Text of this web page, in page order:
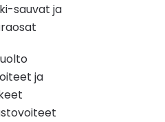
sauvat ja
ja